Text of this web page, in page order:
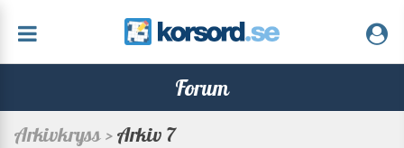
Forum
Arkivkryss >Arkiv 7